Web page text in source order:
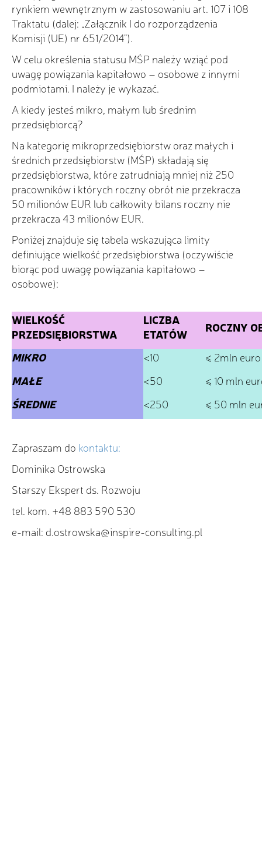
rynkiem wewnętrznym w zastosowaniu art. 107 i 108
Traktatu (dalej: „Załącznik I do rozporządzenia
Komisji (UE) nr 651/2014”).
W celu określenia statusu MŚP należy wziąć pod
uwagę powiązania kapitałowo – osobowe z innymi
podmiotami. I należy je wykazać.
A kiedy jesteś mikro, małym lub średnim
przedsiębiorcą?
Na kategorię mikroprzedsiębiorstw oraz małych i
średnich przedsiębiorstw (MŚP) składają się
przedsiębiorstwa, które zatrudniają mniej niż 250
pracowników i których roczny obrót nie przekracza
50 milionów EUR lub całkowity bilans roczny nie
przekracza 43 milionów EUR.
Poniżej znajduje się tabela wskazująca limity
definiujące wielkość przedsiębiorstwa (oczywiście
biorąc pod uwagę powiązania kapitałowo –
osobowe):
WIELKOŚĆ
PRZEDSIĘBIORSTWA
LICZBA
ETATÓW
ROCZNY
MIKRO <10
≤ 2mln euro
MAŁE
<50
≤ 10 mln
ŚREDNIE
<250 ≤ 50 mln
Zapraszam do kontaktu:
Dominika Ostrowska
Starszy Ekspert ds. Rozwoju
tel. kom. +48 883 590 530
e-mail: d.ostrowska@inspire-consulting.pl